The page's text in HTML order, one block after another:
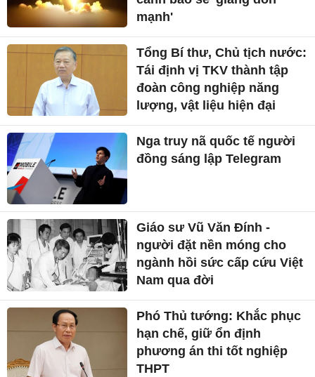
mạnh'
Tổng Bí thư, Chủ tịch nước:
Tái định vị TKV thành tập
đoàn công nghiệp năng
lượng, vật liệu hiện đại
Nga truy nã quốc tế người
đồng sáng lập Telegram
Giáo sư Vũ Văn Đính -
người đặt nền móng cho
ngành hồi sức cấp cứu Việt
Nam qua đời
Phó Thủ tướng: Khắc phục
hạn chế, giữ ổn định
phương án thi tốt nghiệp
THPT